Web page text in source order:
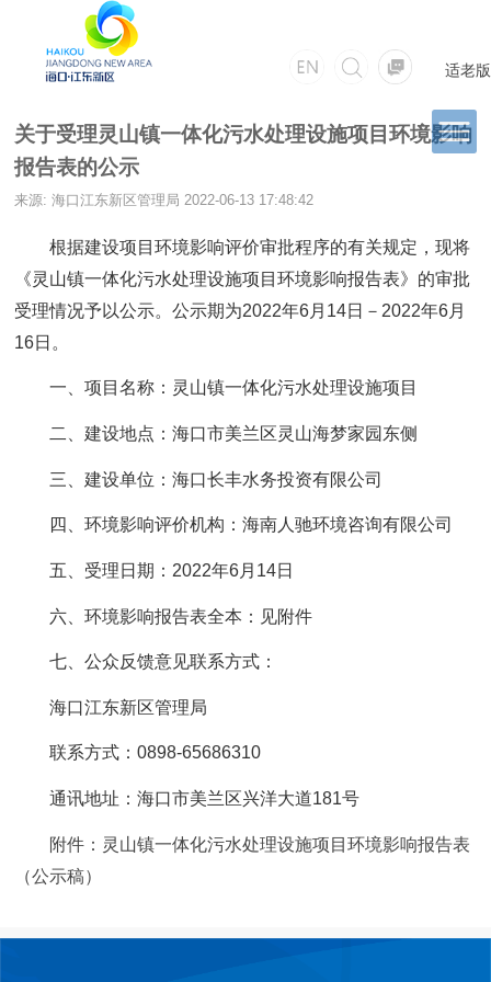
适老版
关于受理灵山镇一体化污水处理设施项目环境影响
报告表的公示
来源: 海口江东新区管理局 2022-06-13 17:48:42
根据建设项目环境影响评价审批程序的有关规定，现将
《灵山镇一体化污水处理设施项目环境影响报告表》的审批
受理情况予以公示。公示期为2022年6月14日－2022年6月
16日。
一、项目名称：灵山镇一体化污水处理设施项目
二、建设地点：海口市美兰区灵山海梦家园东侧
三、建设单位：海口长丰水务投资有限公司
四、环境影响评价机构：海南人驰环境咨询有限公司
五、受理日期：2022年6月14日
六、环境影响报告表全本：见附件
七、公众反馈意见联系方式：
海口江东新区管理局
联系方式：0898-65686310
通讯地址：海口市美兰区兴洋大道181号
附件：灵山镇一体化污水处理设施项目环境影响报告表
（公示稿）